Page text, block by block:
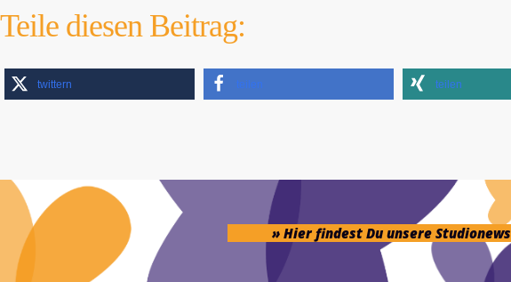
Teile diesen Beitrag:
twittern teilen teilen
» Hier findest Du unsere Studionews